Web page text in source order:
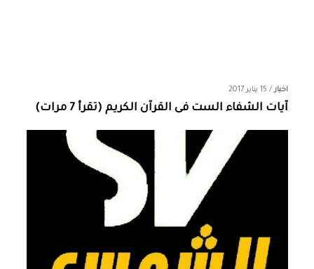
اخبار/ 15 يناير 2017
آيات الشفاء الست فى القرآن الكريم (تقرأ 7 مرات)